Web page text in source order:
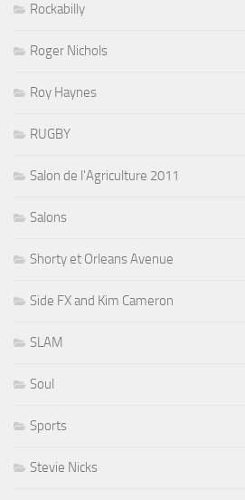
Rockabilly
Roger Nichols
Roy Haynes
RUGBY
Salon de l'Agriculture 2011
Salons
Shorty et Orleans Avenue
Side FX and Kim Cameron
SLAM
Soul
Sports
Stevie Nicks